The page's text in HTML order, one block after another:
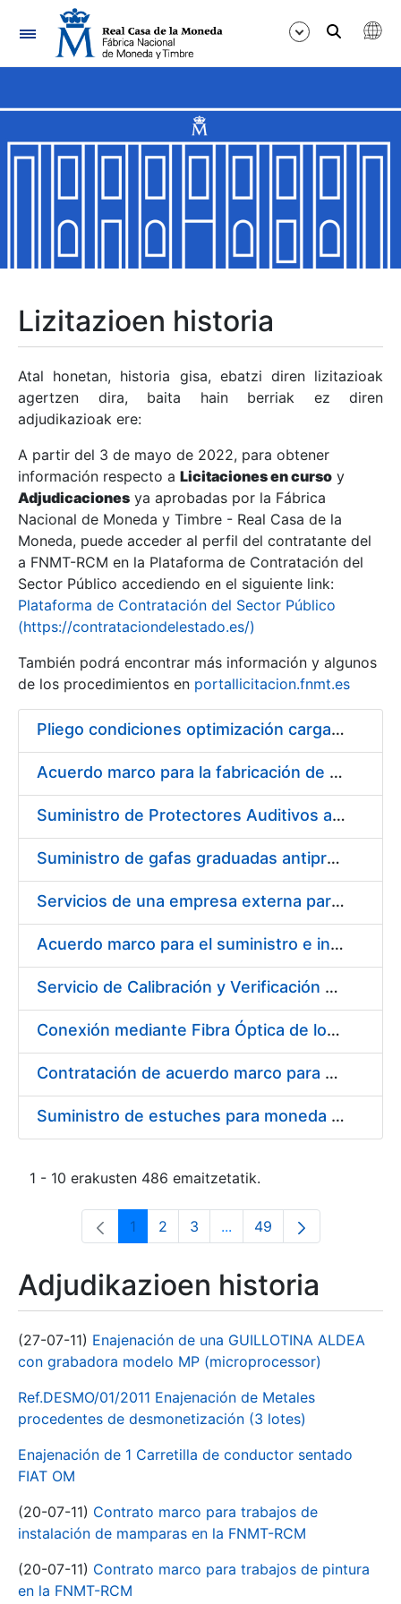
Nabigazioa
Erakutsi/Ezkutatu
Erakutsi/Ezkutatu
Erakutsi/Ezkutatu
Erakutsi/Ezkutatu
Erakutsi/Ezkutatu
Erakutsi/Ezkutatu
Erakutsi/Ezkutatu
Erakutsi/Ezkutatu
Lizitazioen historia
Atal honetan, historia gisa, ebatzi diren lizitazioak
agertzen dira, baita hain berriak ez diren
adjudikazioak ere:
A partir del 3 de mayo de 2022, para obtener
información respecto a Licitaciones en curso y
Adjudicaciones ya aprobadas por la Fábrica
Nacional de Moneda y Timbre - Real Casa de la
Moneda, puede acceder al perfil del contratante del
a FNMT-RCM en la Plataforma de Contratación del
Sector Público accediendo en el siguiente link:
Plataforma de Contratación del Sector Público
(https://contrataciondelestado.es/)
También podrá encontrar más información y algunos
de los procedimientos en portallicitacion.fnmt.es
Pliego condiciones optimización cargas compras firmado
Acuerdo marco para la fabricación de piezas
Suministro de Protectores Auditivos a medida para las personas trabajadoras de los Centros de Trabajo de Madrid y Burgos
Suministro de gafas graduadas antiproyecciones para los trabajadores de la FNMT-RCM en los centros de trabajo de Madrid y Burgos
Servicios de una empresa externa para el asesoramiento y resolución de los recursos de alzada que se presentan relacionados con procesos de selección para la FNMT-RCM
Acuerdo marco para el suministro e instalación de persianas, estores y otros complementos
Servicio de Calibración y Verificación Externa de los Equipos de Medición del Servicio de Prevención de la FNMT-RCM
Conexión mediante Fibra Óptica de los Centros de Proceso de Datos (CPDs) de las sedes de la FNMT-RCM de Burgos y Madrid
Contratación de acuerdo marco para el Suministro de Material de Electricidad para la Fábrica Nacional de Moneda y Timbre-Real Casa de la Moneda en su centro de trabajo de Burgos
Suministro de estuches para moneda de 30 €
1 - 10 erakusten 486 emaitzetatik.
Orrialdea
1 Orrialdea
2 Orrialdea
3 ...Intermediate Pages Use
Orrialdea
49
Adjudikazioen historia
(27-07-11) Enajenación de una GUILLOTINA ALDEA
con grabadora modelo MP (microprocessor)
Ref.DESMO/01/2011 Enajenación de Metales
procedentes de desmonetización (3 lotes)
Enajenación de 1 Carretilla de conductor sentado
FIAT OM
(20-07-11) Contrato marco para trabajos de
instalación de mamparas en la FNMT-RCM
(20-07-11) Contrato marco para trabajos de pintura
en la FNMT-RCM